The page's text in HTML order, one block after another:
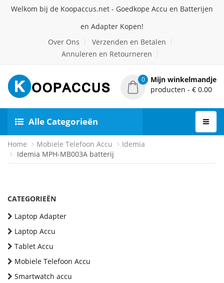
Welkom bij de Koopaccus.net - Goedkope Accu en Batterijen
en Adapter Kopen!
Over Ons
Verzenden en Betalen
Annuleren en Retourneren
0
Mijn winkelmandje
producten - € 0.00
Alle Categorieën
Home Mobiele Telefoon Accu
Idemia
Idemia MPH-MB003A batterij
CATEGORIEËN
Laptop Adapter
Laptop Accu
Tablet Accu
Mobiele Telefoon Accu
Smartwatch accu